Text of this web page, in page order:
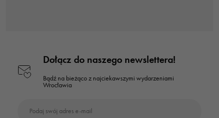
Dołącz do naszego newslettera!
Bądź na bieżąco z najciekawszymi wydarzeniami
Wrocławia
Podaj swój adres e-mail